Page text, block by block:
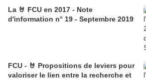
La 🤘 FCU en 2017 - Note
d'information n° 19 - Septembre 2019
FCU - 🤘 Propositions de leviers pour
valoriser le lien entre la recherche et